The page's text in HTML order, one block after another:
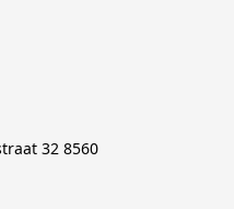
32 8560